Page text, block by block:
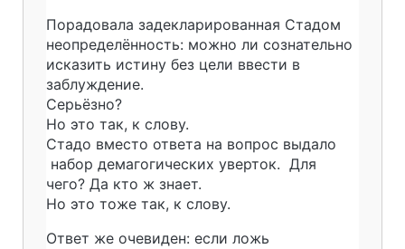
Порадовала задекларированная Стадом
неопределённость: можно ли сознательно
исказить истину без цели ввести в
заблуждение.
Серьёзно?
Но это так, к слову.
Стадо вместо ответа на вопрос выдало
набор демагогических уверток. Для
чего? Да кто ж знает.
Но это тоже так, к слову.
Ответ же очевиден: если ложь